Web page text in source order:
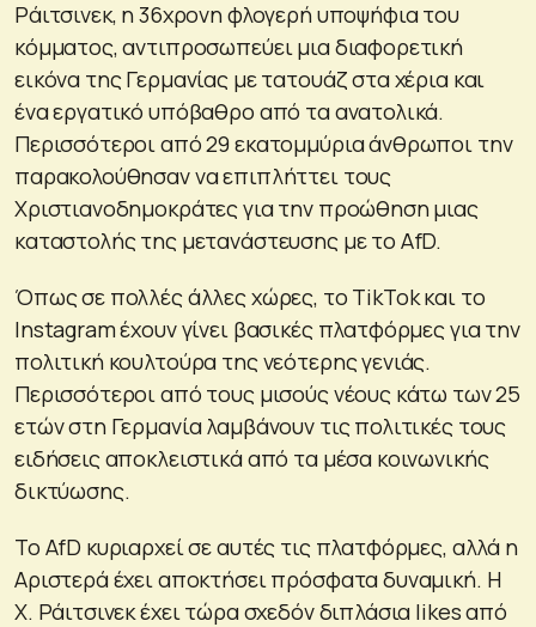
Ράιτσινεκ, η 36χρονη φλογερή υποψήφια του
κόμματος, αντιπροσωπεύει μια διαφορετική
εικόνα της Γερμανίας με τατουάζ στα χέρια και
ένα εργατικό υπόβαθρο από τα ανατολικά.
Περισσότεροι από 29 εκατομμύρια άνθρωποι την
παρακολούθησαν να επιπλήττει τους
Χριστιανοδημοκράτες για την προώθηση μιας
καταστολής της μετανάστευσης με το AfD.
Όπως σε πολλές άλλες χώρες, το TikTok και το
Instagram έχουν γίνει βασικές πλατφόρμες για την
πολιτική κουλτούρα της νεότερης γενιάς.
Περισσότεροι από τους μισούς νέους κάτω των 25
ετών στη Γερμανία λαμβάνουν τις πολιτικές τους
ειδήσεις αποκλειστικά από τα μέσα κοινωνικής
δικτύωσης.
Το AfD κυριαρχεί σε αυτές τις πλατφόρμες, αλλά η
Αριστερά έχει αποκτήσει πρόσφατα δυναμική. Η
Χ. Ράιτσινεκ έχει τώρα σχεδόν διπλάσια likes από